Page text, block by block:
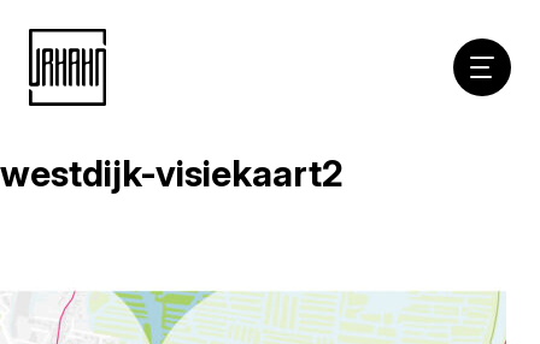
Naar
westdijk-visiekaart2